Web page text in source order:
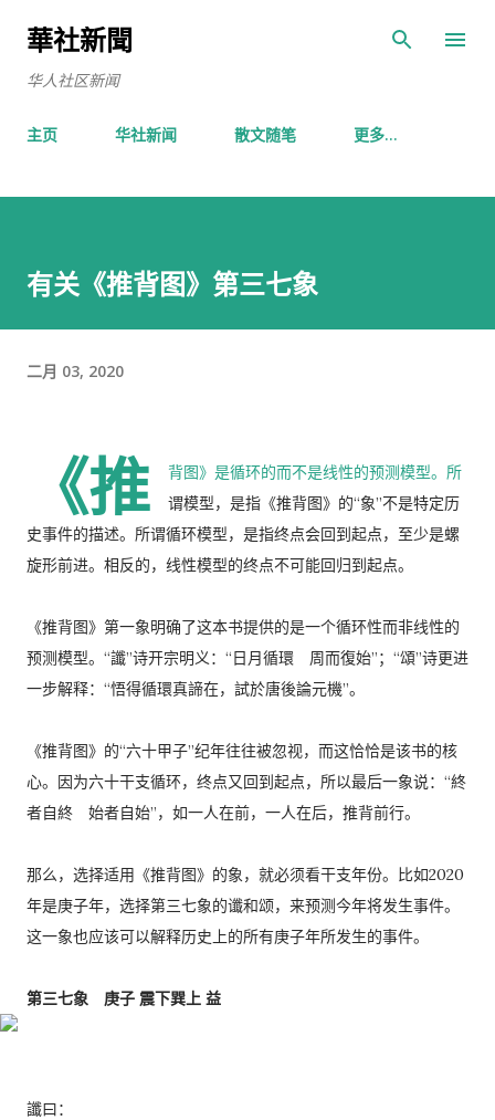
華社新聞
华人社区新闻
主页 华社新闻 散文随笔 更多…
有关《推背图》第三七象
二月 03, 2020
《推
背图》是循环的而不是线性的预测模型。所
谓模型，是指《推背图》的“象”不是特定历
史事件的描述。所谓循环模型，是指终点会回到起点，至少是螺
旋形前进。相反的，线性模型的终点不可能回归到起点。
《推背图》第一象明确了这本书提供的是一个循环性而非线性的
预测模型。“讖”诗开宗明义：“日月循環 周而復始”；“頌”诗更进
一步解释：“悟得循環真諦在，試於唐後論元機”。
《推背图》的“六十甲子”纪年往往被忽视，而这恰恰是该书的核
心。因为六十干支循环，终点又回到起点，所以最后一象说：“終
者自終 始者自始”，如一人在前，一人在后，推背前行。
那么，选择适用《推背图》的象，就必须看干支年份。比如2020
年是庚子年，选择第三七象的谶和颂，来预测今年将发生事件。
这一象也应该可以解释历史上的所有庚子年所发生的事件。
第三七象 庚子 震下巽上 益
讖曰：